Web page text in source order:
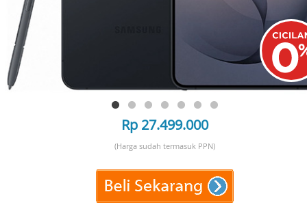
Rp 27.499.000
(Harga sudah termasuk PPN)